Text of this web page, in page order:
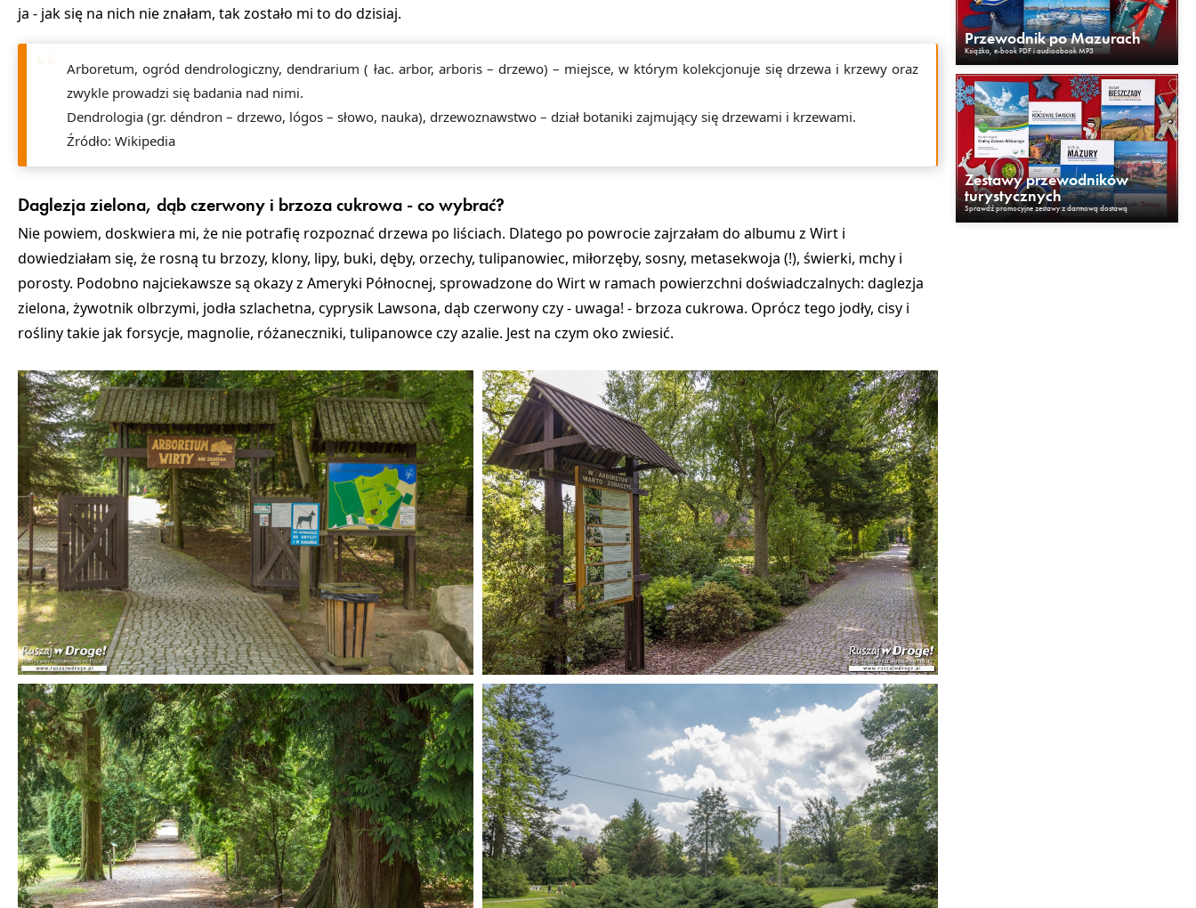
ja - jak się na nich nie znałam, tak zostało mi to do dzisiaj.
Arboretum, ogród dendrologiczny, dendrarium ( łac. arbor, arboris – drzewo) – miejsce, w którym kolekcjonuje się drzewa i krzewy oraz
zwykle prowadzi się badania nad nimi.
Dendrologia (gr. déndron – drzewo, lógos – słowo, nauka), drzewoznawstwo – dział botaniki zajmujący się drzewami i krzewami.
Źródło: Wikipedia
Daglezja zielona, dąb czerwony i brzoza cukrowa - co wybrać?
Nie powiem, doskwiera mi, że nie potrafię rozpoznać drzewa po liściach. Dlatego po powrocie zajrzałam do albumu z Wirt i
dowiedziałam się, że rosną tu brzozy, klony, lipy, buki, dęby, orzechy, tulipanowiec, miłorzęby, sosny, metasekwoja (!), świerki, mchy i
porosty. Podobno najciekawsze są okazy z Ameryki Północnej, sprowadzone do Wirt w ramach powierzchni doświadczalnych: daglezja
zielona, żywotnik olbrzymi, jodła szlachetna, cyprysik Lawsona, dąb czerwony czy - uwaga! - brzoza cukrowa. Oprócz tego jodły, cisy i
rośliny takie jak forsycje, magnolie, różaneczniki, tulipanowce czy azalie. Jest na czym oko zwiesić.
Przewodnik po Mazurach
Książka, e-book PDF i audioobook MP3
Zestawy przewodników
turystycznych
Sprawdź promocyjne zestawy z darmową dostawą